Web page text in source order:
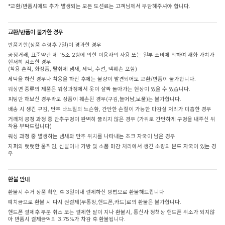
*교환/반품시에도 추가 발생되는 모든 도선료는 고객님께서 부담해주셔야 합니다.
교환/반품이 불가한 경우
반품기한(상품 수령후 7일)이 경과한 경우
공정거래, 표준약관 제 15조 2항에 의한 이용자의 사용 또는 일부 소비에 의하여 재화 가치가
현저히 감소한 경우
(착용 흔적, 화장품, 탈취제 냄새, 세탁, 수선, 택훼손 포함)
세탁을 하신 경우나 착용을 하신 후에는 불량이 발견되어도 교환/반품이 불가합니다.
워싱면 종류의 제품은 워싱과정에서 옷이 살짝 돌아가는 현상이 있을 수 있습니다.
피팅만 해보신 경우라도 상품이 훼손된 경우(구김,늘어남,보풀)는 불가합니다.
배송 시 생긴 구김, 단추 바느질의 느슨함, 간단한 손질이 가능한 마감실 처리가 미흡한 경우
거래처 공정 과정 중 단추구멍이 완벽히 뚫리지 않은 경우 (가위로 간단하게 구멍을 내주신 뒤
착용 부탁드립니다)
워싱 과정 중 발생하는 냄새와 단추 위치를 나타내는 초크 자국이 남은 경우
지퍼의 뻣뻣한 움직임, 신발이나 가방 및 소품 마감 처리에서 생긴 소량의 본드 자국이 있는 경
우
환불 안내
환불시 수거 상품 확인 후 3일이내 결제하신 방법으로 환불해드립니다
예치금으로 환불 시 다시 원결제(무통장,핸드폰,카드)로의 환불은 불가합니다.
핸드폰 결제후 부분 취소 또는 결제한 달이 지나 환불시, 통신사 정책상 핸드폰 취소가 되지않
아 반품시 결제금액의 3.75%가 차감 후 환불됩니다.